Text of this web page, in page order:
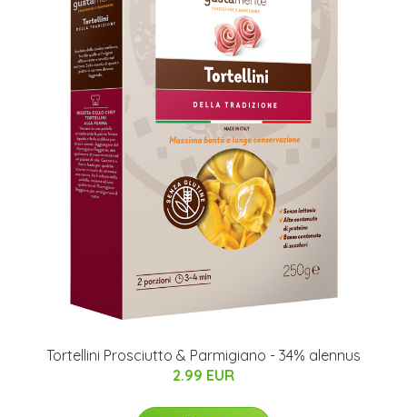
Tortellini Prosciutto & Parmigiano - 34% alennus
2.99 EUR